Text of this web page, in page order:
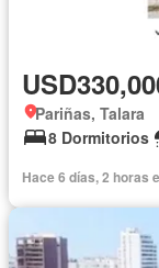
Pariñas, Talara
8 Dormitorios
Hace 6 días, 2 horas